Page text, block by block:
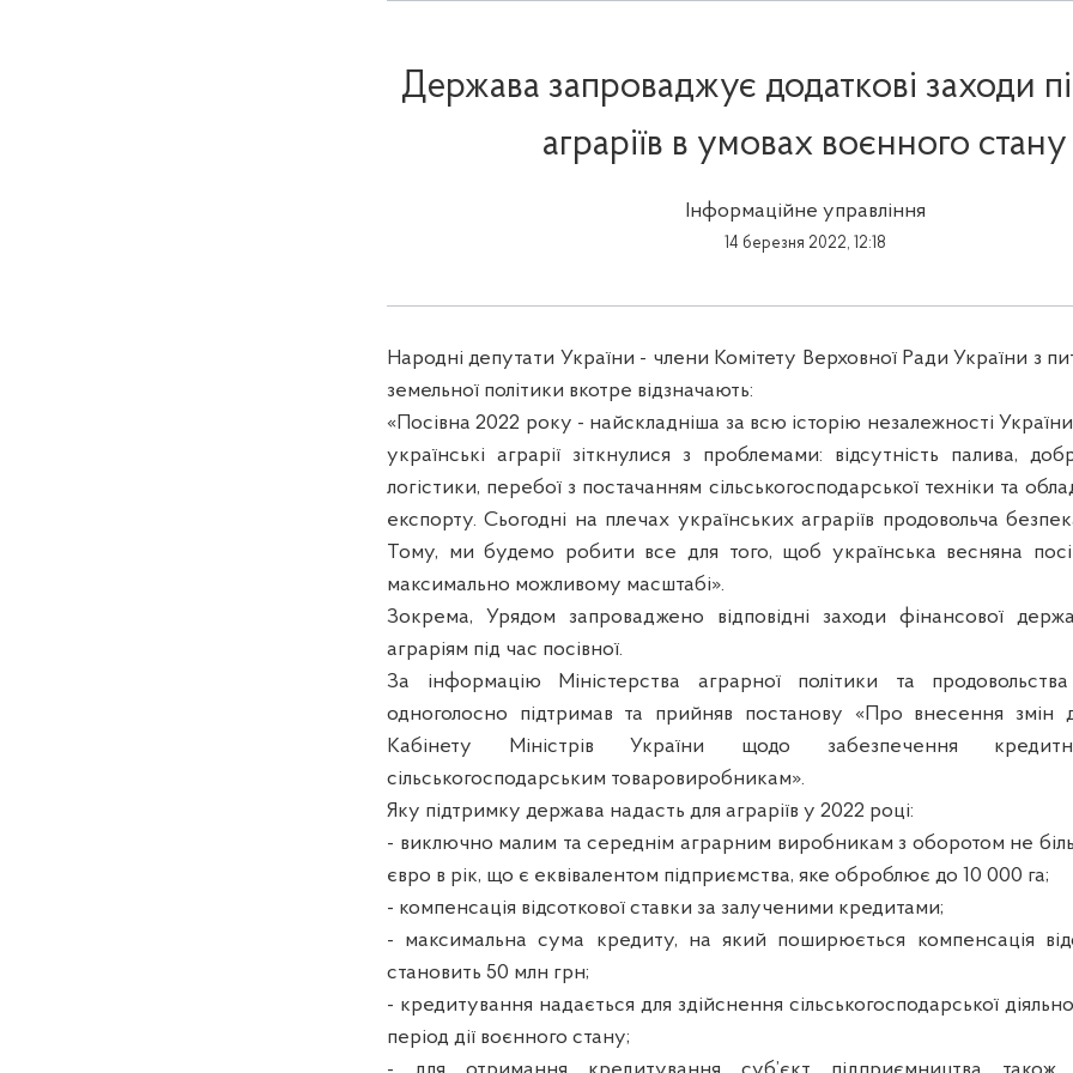
Держава запроваджує додаткові заходи
аграріїв в умовах воєнного стану
Інформаційне управління
14 березня 2022, 12:18
Народні депутати України - члени Комітету Верховної Ради України з
земельної політики вкотре відзначають:
«Посівна 2022 року - найскладніша за всю історію незалежності
українські аграрії зіткнулися з проблемами: відсутність палива,
логістики, перебої з постачанням сільськогосподарської техніки та
експорту. Сьогодні на плечах українських аграріїв продовольча
Тому, ми будемо робити все для того, щоб українська весняна
максимально можливому масштабі».
Зокрема, Урядом запроваджено відповідні заходи фінансової
аграріям під час посівної.
За інформацію Міністерства аграрної політики та
одноголосно підтримав та прийняв постанову «Про внесення змін
Кабінету Міністрів України щодо забезпечення
сільськогосподарським товаровиробникам».
Яку підтримку держава надасть для аграріїв у 2022 році:
- виключно малим та середнім аграрним виробникам з оборотом не
євро в рік, що є еквівалентом підприємства, яке оброблює до 10 000 га;
- компенсація відсоткової ставки за залученими кредитами;
- максимальна сума кредиту, на який поширюється компенсація
становить 50 млн грн;
- кредитування надається для здійснення сільськогосподарської
період дії воєнного стану;